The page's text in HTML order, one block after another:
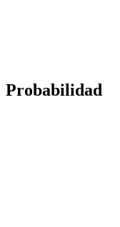
Probabilidad